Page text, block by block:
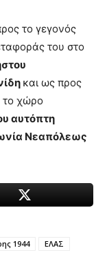
το γεγονός
του στο
και ως προς
το χώρο
αυτόπτη
Νεαπόλεως
1944
ΕΛΑΣ